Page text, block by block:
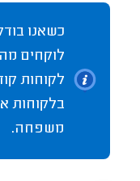
כשאנו
לוקחים
לקוחות
בלקוחות
משפחה.